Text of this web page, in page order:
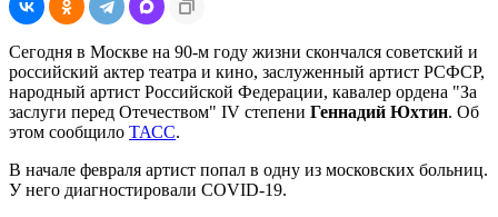
Сегодня в Москве на 90-м году жизни скончался советский и
российский актер театра и кино, заслуженный артист РСФСР,
народный артист Российской Федерации, кавалер ордена "За
заслуги перед Отечеством" IV степени Геннадий Юхтин. Об
этом сообщило ТАСС.
В начале февраля артист попал в одну из московских больниц.
У него диагностировали COVID-19.